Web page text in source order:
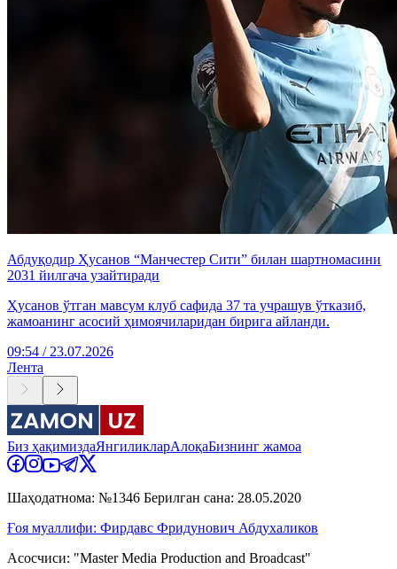
Абдуқодир Ҳусанов “Манчестер Сити” билан шартномасини
2031 йилгача узайтиради
Ҳусанов ўтган мавсум клуб сафида 37 та учрашув ўтказиб,
жамоанинг асосий ҳимоячиларидан бирига айланди.
09:54 / 23.07.2026
Лента
Биз ҳақимиздаЯнгиликларАлоқаБизнинг жамоа
Шаҳодатнома: №1346 Берилган сана: 28.05.2020
Ғоя муаллифи: Фирдавс Фридунович Абдухаликов
Асосчиси: "Master Media Production and Broadcast"